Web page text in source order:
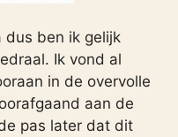
dus ben ik gelijk
Ik vond al
in de overvolle
aan de
pas later dat dit